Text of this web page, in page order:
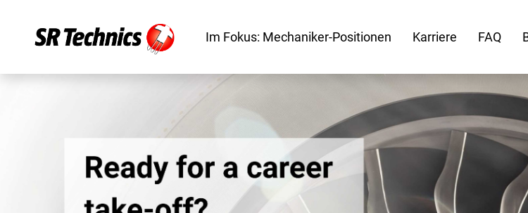
Im Fokus: Mechaniker-Positionen Karriere FAQ